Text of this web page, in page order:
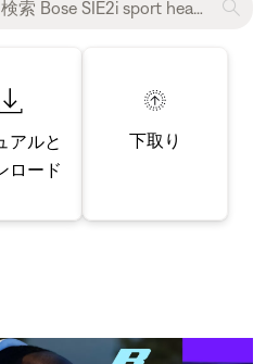
アルと
ロード
下取り